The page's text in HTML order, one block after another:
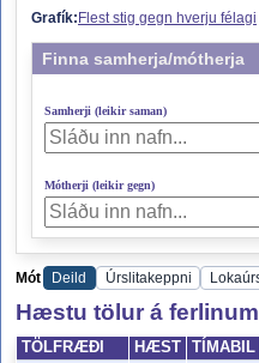
Grafík: Flest stig gegn hverju félagi
Finna samherja/mótherja
Samherji (leikir saman)
Mótherji (leikir gegn)
Mót Deild Úrslitakeppni
Hæstu tölur á
TÖLFRÆÐI HÆST TÍMABIL